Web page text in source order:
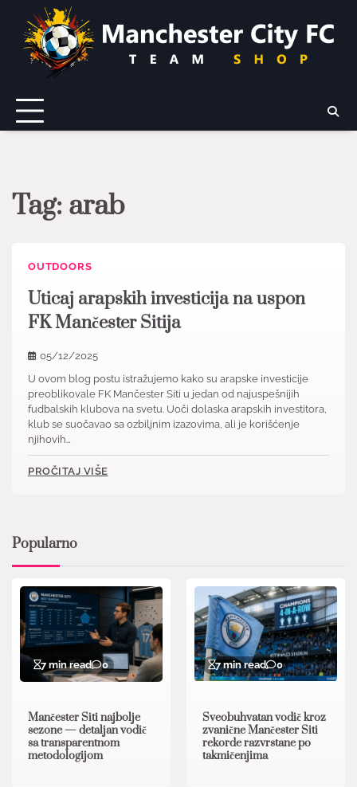
content
Tag: arab
OUTDOORS
Uticaj arapskih investicija na uspon
FK Mančester Sitija
05/12/2025
U ovom blog postu istražujemo kako su arapske investicije
preoblikovale FK Mančester Siti u jedan od najuspešnijih
fudbalskih klubova na svetu. Uoči dolaska arapskih investitora,
klub se suočavao sa ozbiljnim izazovima, ali je korišćenje
njihovih…
PROČITAJ VIŠE
Popularno
7 min read 0
Mančester Siti najbolje
sezone — detaljan vodič
sa transparentnom
metodologijom
7 min read 0
Sveobuhvatan vodič kroz
zvanične Mančester Siti
rekorde razvrstane po
takmičenjima